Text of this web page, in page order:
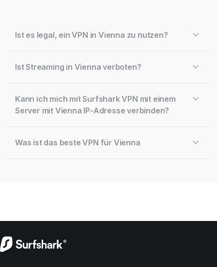
Ist es legal, ein VPN in Vienna zu nutzen?
Ist Streaming in Vienna verboten?
Kann ich mich mit Surfshark VPN mit einem
Server mit Vienna IP-Adresse verbinden?
Was ist das beste VPN für Vienna